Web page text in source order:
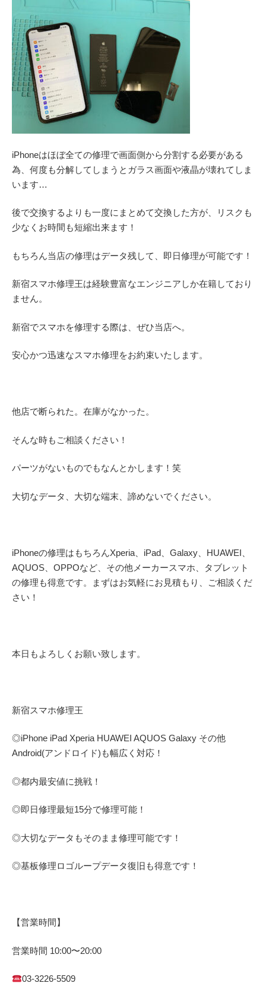
iPhoneはほぼ全ての修理で画面側から分割する必要がある
為、何度も分解してしまうとガラス画面や液晶が壊れてしま
います…
後で交換するよりも一度にまとめて交換した方が、リスクも
少なくお時間も短縮出来ます！
もちろん当店の修理はデータ残して、即日修理が可能です！
新宿スマホ修理王は経験豊富なエンジニアしか在籍しており
ません。
新宿でスマホを修理する際は、ぜひ当店へ。
安心かつ迅速なスマホ修理をお約束いたします。
他店で断られた。在庫がなかった。
そんな時もご相談ください！
パーツがないものでもなんとかします！笑
大切なデータ、大切な端末、諦めないでください。
iPhoneの修理はもちろんXperia、iPad、Galaxy、HUAWEI、
AQUOS、OPPOなど、その他メーカースマホ、タブレット
の修理も得意です。まずはお気軽にお見積もり、ご相談くだ
さい！
本日もよろしくお願い致します。
新宿スマホ修理王
◎iPhone iPad Xperia HUAWEI AQUOS Galaxy その他
Android(アンドロイド) も幅広く対応！
◎都内最安値に挑戦！
◎即日修理最短15分で修理可能！
◎大切なデータもそのまま修理可能です！
◎基板修理ロゴループデータ復旧も得意です！
【営業時間】
営業時間 10:00〜20:00
03-3226-5509